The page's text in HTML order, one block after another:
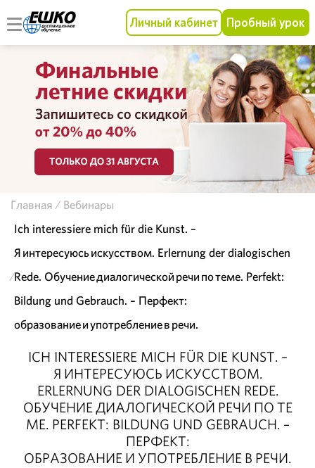
Личный кабинет Пробный урок
Главная
Вебинары
Ich interessiere mich für die Kunst. –
Я интересуюсь искусством. Erlernung der dialogischen
Rede. Обучение диалогической речи по теме. Perfekt:
Bildung und Gebrauch. – Перфект:
образование и употребление в речи.
ICH INTERESSIERE MICH FÜR DIE KUNST. –
Я ИНТЕРЕСУЮСЬ ИСКУССТВОМ.
ERLERNUNG DER DIALOGISCHEN REDE.
ОБУЧЕНИЕ ДИАЛОГИЧЕСКОЙ РЕЧИ ПО ТЕ
МЕ. PERFEKT: BILDUNG UND GEBRAUCH. –
ПЕРФЕКТ:
ОБРАЗОВАНИЕ И УПОТРЕБЛЕНИЕ В РЕЧИ.